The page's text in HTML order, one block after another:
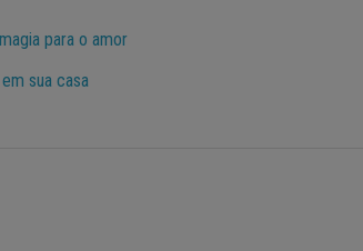
para o amor
sua casa